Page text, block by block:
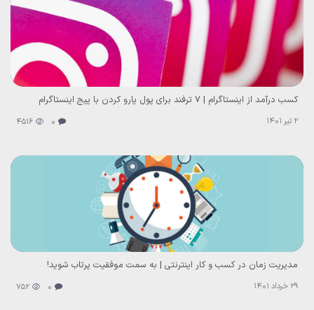
کسب درآمد از اینستاگرام | ۷ ترفند برای پول پارو کردن با پیج اینستاگرام
2 تیر 1401 0
4516
مدیریت زمان در کسب و کار اینترنتی | به سمت موفقیت پرتاب شوید!
29 خرداد 1401 0
752